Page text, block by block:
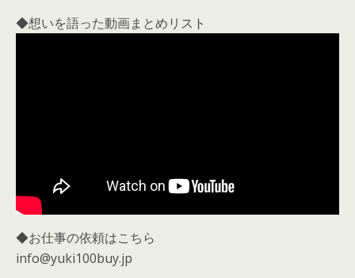
◆想いを語った動画まとめリスト
◆お仕事の依頼はこちら
info@yuki100buy.jp